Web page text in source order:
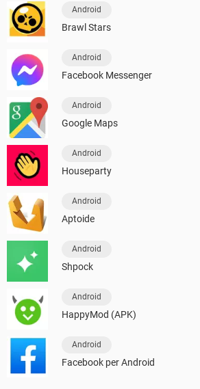
Android
Brawl Stars
Android
Facebook Messenger
Android
Google Maps
Android
Houseparty
Android
Aptoide
Android
Shpock
Android
HappyMod (APK)
Android
Facebook per Android